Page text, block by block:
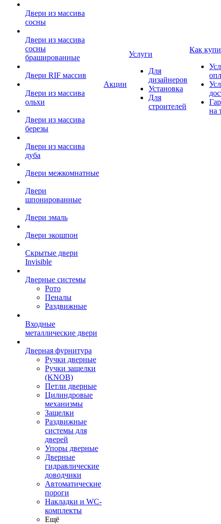
Двери из массива
сосны
Двери из массива
сосны
брашированные
Двери RIF массив
Двери из массива
ольхи
Двери из массива
березы
Двери из массива
дуба
Двери межкомнатные
Двери
шпонированные
Двери эмаль
Двери экошпон
Скрытые двери
Invisible
Дверные системы
Рото
Пеналы
Раздвижные
Входные
металлические двери
Дверная фурнитура
Ручки дверные
Ручки защелки
(KNOB)
Петли дверные
Цилиндровые
механизмы
Защелки
Раздвижные
системы для
дверей
Упоры дверные
Дверные
гидравлические
доводчики
Автоматические
пороги
Накладки и WC-
комплекты
Ещё
Акции
Услуги
Для
дизайнеров
Установка
Для
строителей
Как
на